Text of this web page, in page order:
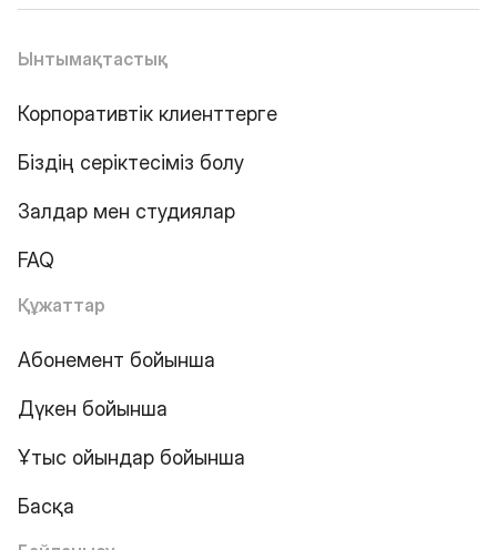
Ынтымақтастық
Корпоративтік клиенттерге
Біздің серіктесіміз болу
Залдар мен студиялар
FAQ
Құжаттар
Абонемент бойынша
Дүкен бойынша
Ұтыс ойындар бойынша
Басқа